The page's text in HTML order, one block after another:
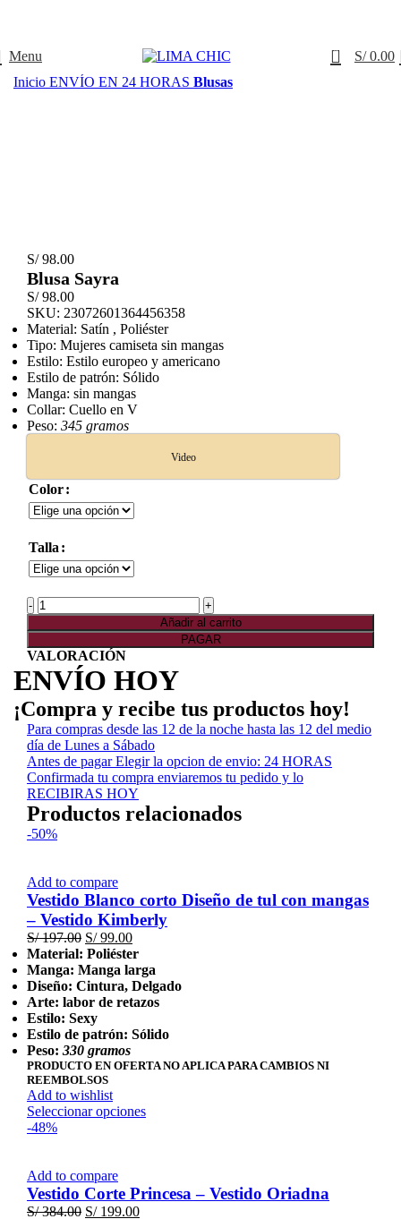
Menu 0 S/0.00
Inicio ENVÍO EN 24 HORAS Blusas
S/98.00
Blusa Sayra
S/98.00
SKU: 23072601364456358
Material: Satín , Poliéster
Tipo: Mujeres camiseta sin mangas
Estilo: Estilo europeo y americano
Estilo de patrón: Sólido
Manga: sin mangas
Collar: Cuello en V
Peso: 345 gramos
Video
Color
Talla
Blusa
Sayra
cantidad
Añadir al carrito
PAGAR
VALORACIÓN
ENVÍO HOY
¡Compra y recibe tus productos hoy!
Para compras desde las 12 de la noche hasta las 12 del medio
día de Lunes a Sábado
Antes de pagar Elegir la opcion de envio: 24 HORAS
Confirmada tu compra enviaremos tu pedido y lo
RECIBIRAS HOY
Productos relacionados
-50%
Add to compare
Vestido Blanco corto Diseño de tul con mangas
– Vestido Kimberly
S/197.00 El
precio
original
era:
S/ 197.00.
S/99.00El
precio
actual
es:
S/ 99.00.
Material: Poliéster
Manga: Manga larga
Diseño: Cintura, Delgado
Arte: labor de retazos
Estilo: Sexy
Estilo de patrón: Sólido
Peso: 330 gramos
PRODUCTO EN OFERTA NO APLICA PARA CAMBIOS NI
REEMBOLSOS
Add to wishlist
Seleccionar opcionesEste
Las
-48%
Add to compare
Vestido Corte Princesa – Vestido Oriadna
S/384.00 El
S/199.00El